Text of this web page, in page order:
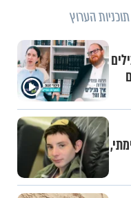
תוכניות הערוץ